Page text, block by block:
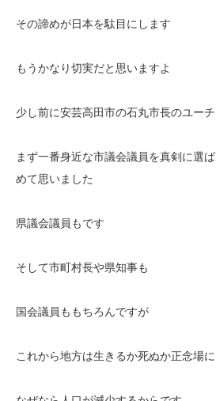
その諦めが日本を駄目にします
もうかなり切実だと思いますよ
少し前に安芸高田市の石丸市長のユー
まず一番身近な市議会議員を真剣に選
めて思いました
県議会議員もです
そして市町村長や県知事も
国会議員ももちろんですが
これから地方は生きるか死ぬか正念場